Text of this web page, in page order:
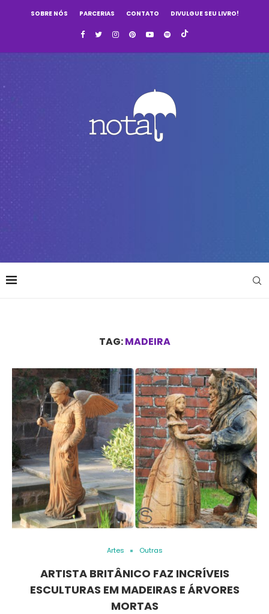
SOBRE NÓS PARCERIAS CONTATO DIVULGUE SEU LIVRO!
TAG:MADEIRA
Artes Outras
ARTISTA BRITÂNICO FAZ INCRÍVEIS
ESCULTURAS EM MADEIRAS E ÁRVORES
MORTAS